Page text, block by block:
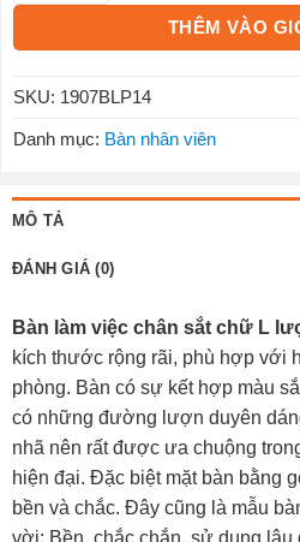
THÊM VÀO
SKU: 1907BLP14
Danh mục: Bàn nhân viên
MÔ TẢ
ĐÁNH GIÁ (0)
Bàn làm việc chân sắt chữ L
kích thước rộng rãi, phù hợp với
phòng. Bàn có sự kết hợp màu
có những đường lượn duyên
nhã nên rất được ưa chuộng
hiện đại. Đặc biệt mặt bàn bằng
bền và chắc. Đây cũng là mẫu
vời: Bền, chắc chắn, sử dụng lâu